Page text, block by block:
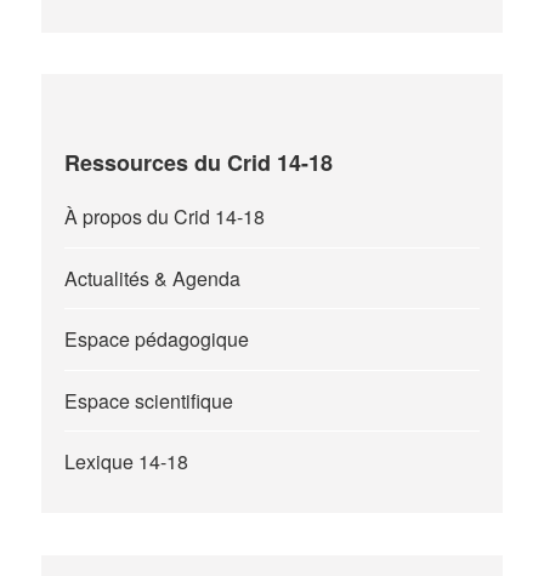
Ressources du Crid 14-18
À propos du Crid 14-18
Actualités & Agenda
Espace pédagogique
Espace scientifique
Lexique 14-18